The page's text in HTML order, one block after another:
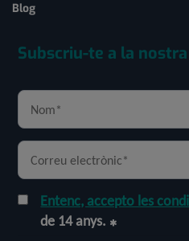
Blog
Subscriu-te a la
Entenc, accepto les
de 14 anys.